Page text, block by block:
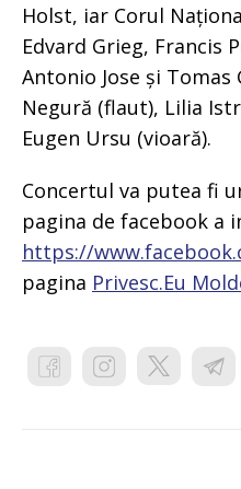
Holst, iar Corul
Edvard Grieg, Francis
Antonio Jose și Tomas
Negură (flaut), Lilia
Eugen Ursu (vioară).
Concertul va putea fi
pagina de facebook a
https://
pagina Privesc.Eu